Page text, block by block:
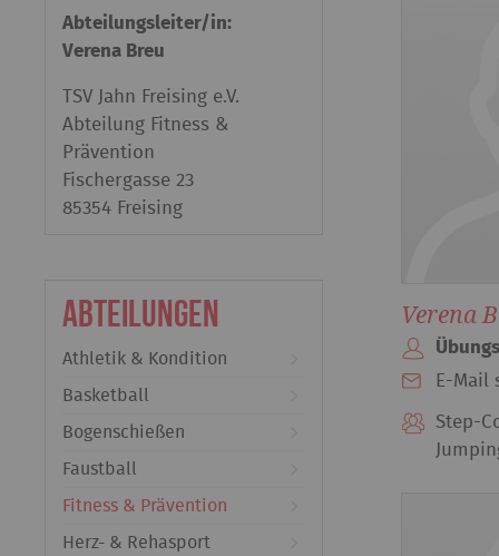
Abteilungsleiter/in:
Verena Breu
TSV Jahn Freising e.V.
Abteilung Fitness &
Prävention
Fischergasse 23
85354 Freising
Abteilungen
Athletik & Kondition
Basketball
Bogenschießen
Faustball
Fitness & Prävention
Herz- & Rehasport
Verena
E-Mail
Step-